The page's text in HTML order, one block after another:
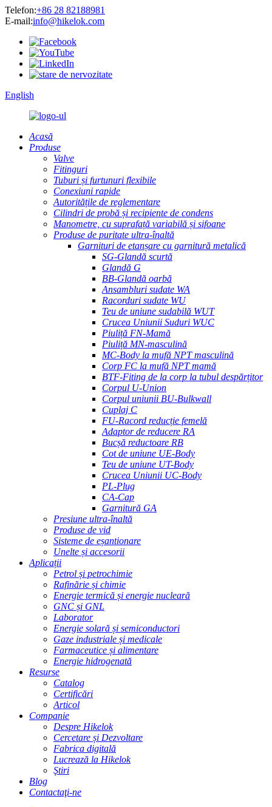
Telefon:+86 28 82188981
E-mail:info@hikelok.com
English
Acasă
Produse
Valve
Fitinguri
Tuburi și furtunuri flexibile
Conexiuni rapide
Autoritățile de reglementare
Cilindri de probă și recipiente de condens
Manometre, cu suprafață variabilă și sifoane
Produse de puritate ultra-înaltă
Garnituri de etanșare cu garnitură metalică
SG-Glandă scurtă
Glandă G
BB-Glandă oarbă
Ansambluri sudate WA
Racorduri sudate WU
Teu de uniune sudabilă WUT
Crucea Uniunii Suduri WUC
Piuliță FN-Mamă
Piuliță MN-masculină
MC-Body la mufă NPT masculină
Corp FC la mufă NPT mamă
BTF-Fiting de la corp la tubul despărțitor
Corpul U-Union
Corpul uniunii BU-Bulkwall
Cuplaj C
FU-Racord reducție femelă
Adaptor de reducere RA
Bucșă reductoare RB
Cot de uniune UE-Body
Teu de uniune UT-Body
Crucea Uniunii UC-Body
PL-Plug
CA-Cap
Garnitură GA
Presiune ultra-înaltă
Produse de vid
Sisteme de eșantionare
Unelte și accesorii
Aplicații
Petrol și petrochimie
Rafinărie și chimie
Energie termică și energie nucleară
GNC și GNL
Laborator
Energie solară și semiconductori
Gaze industriale și medicale
Farmaceutice și alimentare
Energie hidrogenată
Resurse
Catalog
Certificări
Articol
Companie
Despre Hikelok
Cercetare și Dezvoltare
Fabrica digitală
Lucrează la Hikelok
Ştiri
Blog
Contactaţi-ne